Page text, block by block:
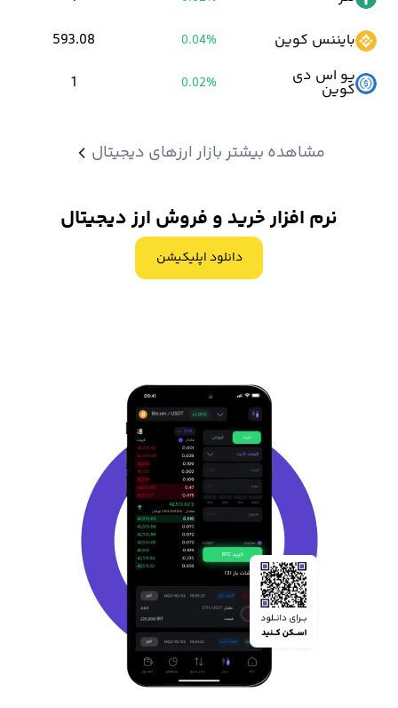
اما توجه داشته باشید که خرید و فروش ارزهای دیجیتال در این صرافی
مانند تمام پلتفرم های دیگر مشمول کارمزد است.
ویژگی های صرافی ارز دیجیتال ایرانی اوکی
یکی از مهمترین مزیت های صرافی اوکی اکسچنج، امنیت بالا این صرافی
بایننس کوین
0.04%
593.08
یو اس دی
کوین 0.02%
1
مشاهده بیشتر بازار ارزهای دیجیتال
نرم افزار خرید و فروش ارز دیجیتال
دانلود اپلیکیشن